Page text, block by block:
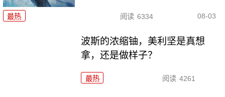
最热 阅读 6334 08-03
波斯的浓缩铀，美利坚是真想
拿，还是做样子？
最热 阅读 4261